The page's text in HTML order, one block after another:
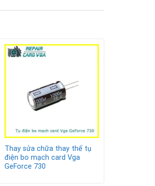
Thay sửa chữa thay thế tụ
điện bo mạch card Vga
GeForce 730